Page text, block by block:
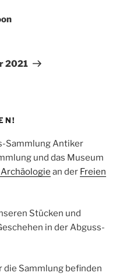
2021
Sammlung Antiker
und das Museum
an der Freien
Stücken und
in der Abguss-
Sammlung befinden